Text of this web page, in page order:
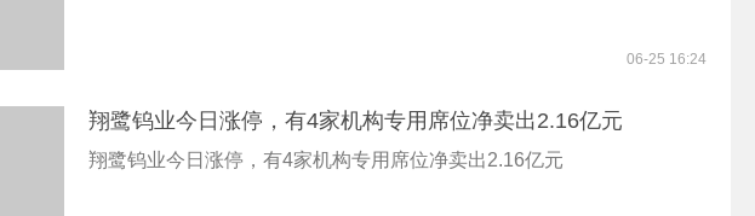
06-25 16:24
翔鹭钨业今日涨停，有4家机构专用席位净卖出2.16亿元
翔鹭钨业今日涨停，有4家机构专用席位净卖出2.16亿元